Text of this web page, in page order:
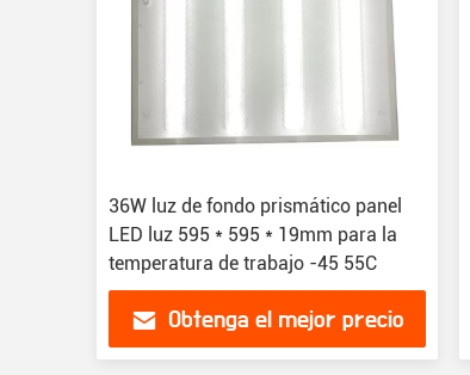
36W luz de fondo prismático panel
LED luz 595 * 595 * 19mm para la
temperatura de trabajo -45 55C
Obtenga el mejor precio